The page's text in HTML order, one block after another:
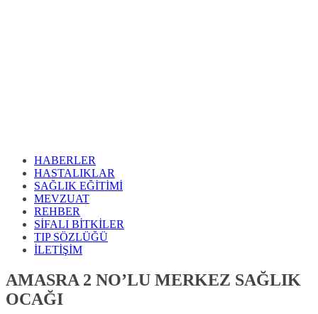
HABERLER
HASTALIKLAR
SAĞLIK EĞİTİMİ
MEVZUAT
REHBER
SİFALI BİTKİLER
TIP SÖZLÜĞÜ
İLETİŞİM
AMASRA 2 NO’LU MERKEZ SAĞLIK
OCAĞI